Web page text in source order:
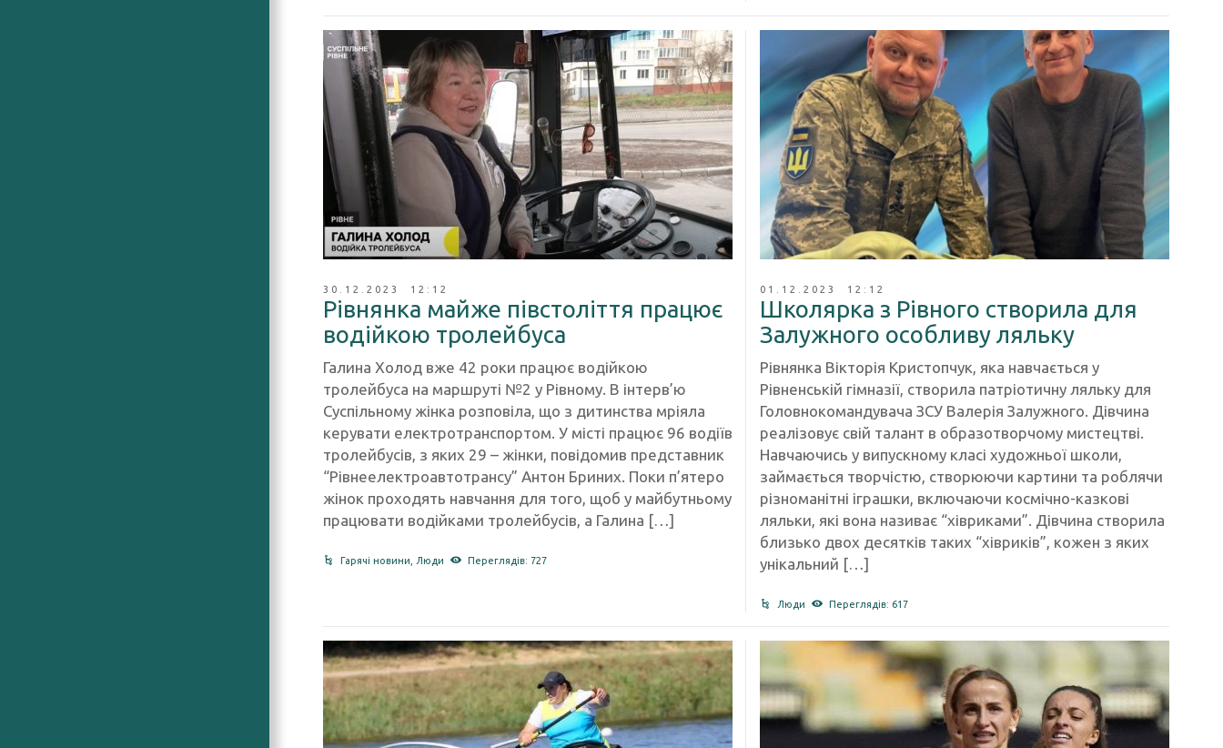
30.12.2023 12:12
Рівнянка майже півстоліття працює
водійкою тролейбуса
Галина Холод вже 42 роки працює водійкою
тролейбуса на маршруті №2 у Рівному. В інтерв’ю
Суспільному жінка розповіла, що з дитинства мріяла
керувати електротранспортом. У місті працює 96 водіїв
тролейбусів, з яких 29 – жінки, повідомив представник
“Рівнеелектроавтотрансу” Антон Бриних. Поки п’ятеро
жінок проходять навчання для того, щоб у майбутньому
працювати водійками тролейбусів, а Галина […]
Гарячі новини Люди Переглядів: 727
01.12.2023 12:12
Школярка з Рівного створила для
Залужного особливу ляльку
Рівнянка Вікторія Кристопчук, яка навчається у
Рівненській гімназії, створила патріотичну ляльку для
Головнокомандувача ЗСУ Валерія Залужного. Дівчина
реалізовує свій талант в образотворчому мистецтві.
Навчаючись у випускному класі художньої школи,
займається творчістю, створюючи картини та роблячи
різноманітні іграшки, включаючи космічно-казкові
ляльки, які вона називає “хівриками”. Дівчина створила
близько двох десятків таких “хівриків”, кожен з яких
унікальний […]
Люди Переглядів: 617